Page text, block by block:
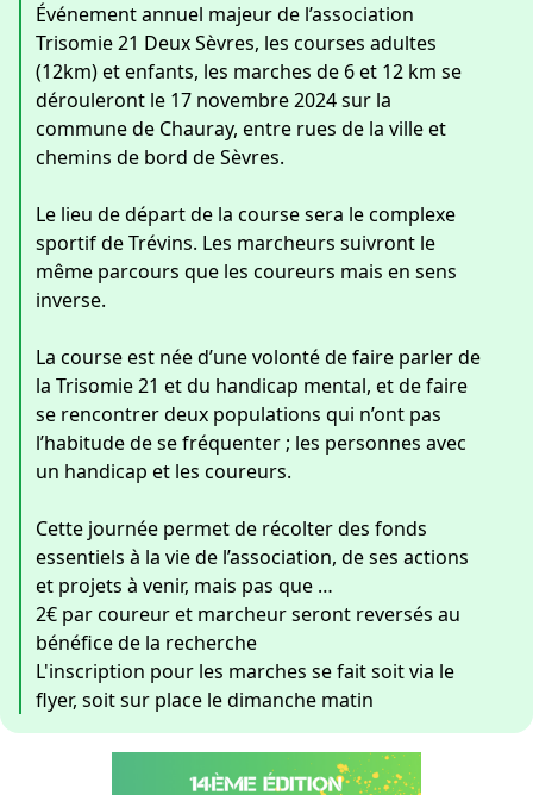
Événement annuel majeur de l’association
Trisomie 21 Deux Sèvres, les courses adultes
(12km) et enfants, les marches de 6 et 12 km se
dérouleront le 17 novembre 2024 sur la
commune de Chauray, entre rues de la ville et
chemins de bord de Sèvres.
Le lieu de départ de la course sera le complexe
sportif de Trévins. Les marcheurs suivront le
même parcours que les coureurs mais en sens
inverse.
La course est née d’une volonté de faire parler de
la Trisomie 21 et du handicap mental, et de faire
se rencontrer deux populations qui n’ont pas
l’habitude de se fréquenter ; les personnes avec
un handicap et les coureurs.
Cette journée permet de récolter des fonds
essentiels à la vie de l’association, de ses actions
et projets à venir, mais pas que …
2€ par coureur et marcheur seront reversés au
bénéfice de la recherche
L'inscription pour les marches se fait soit via le
flyer, soit sur place le dimanche matin